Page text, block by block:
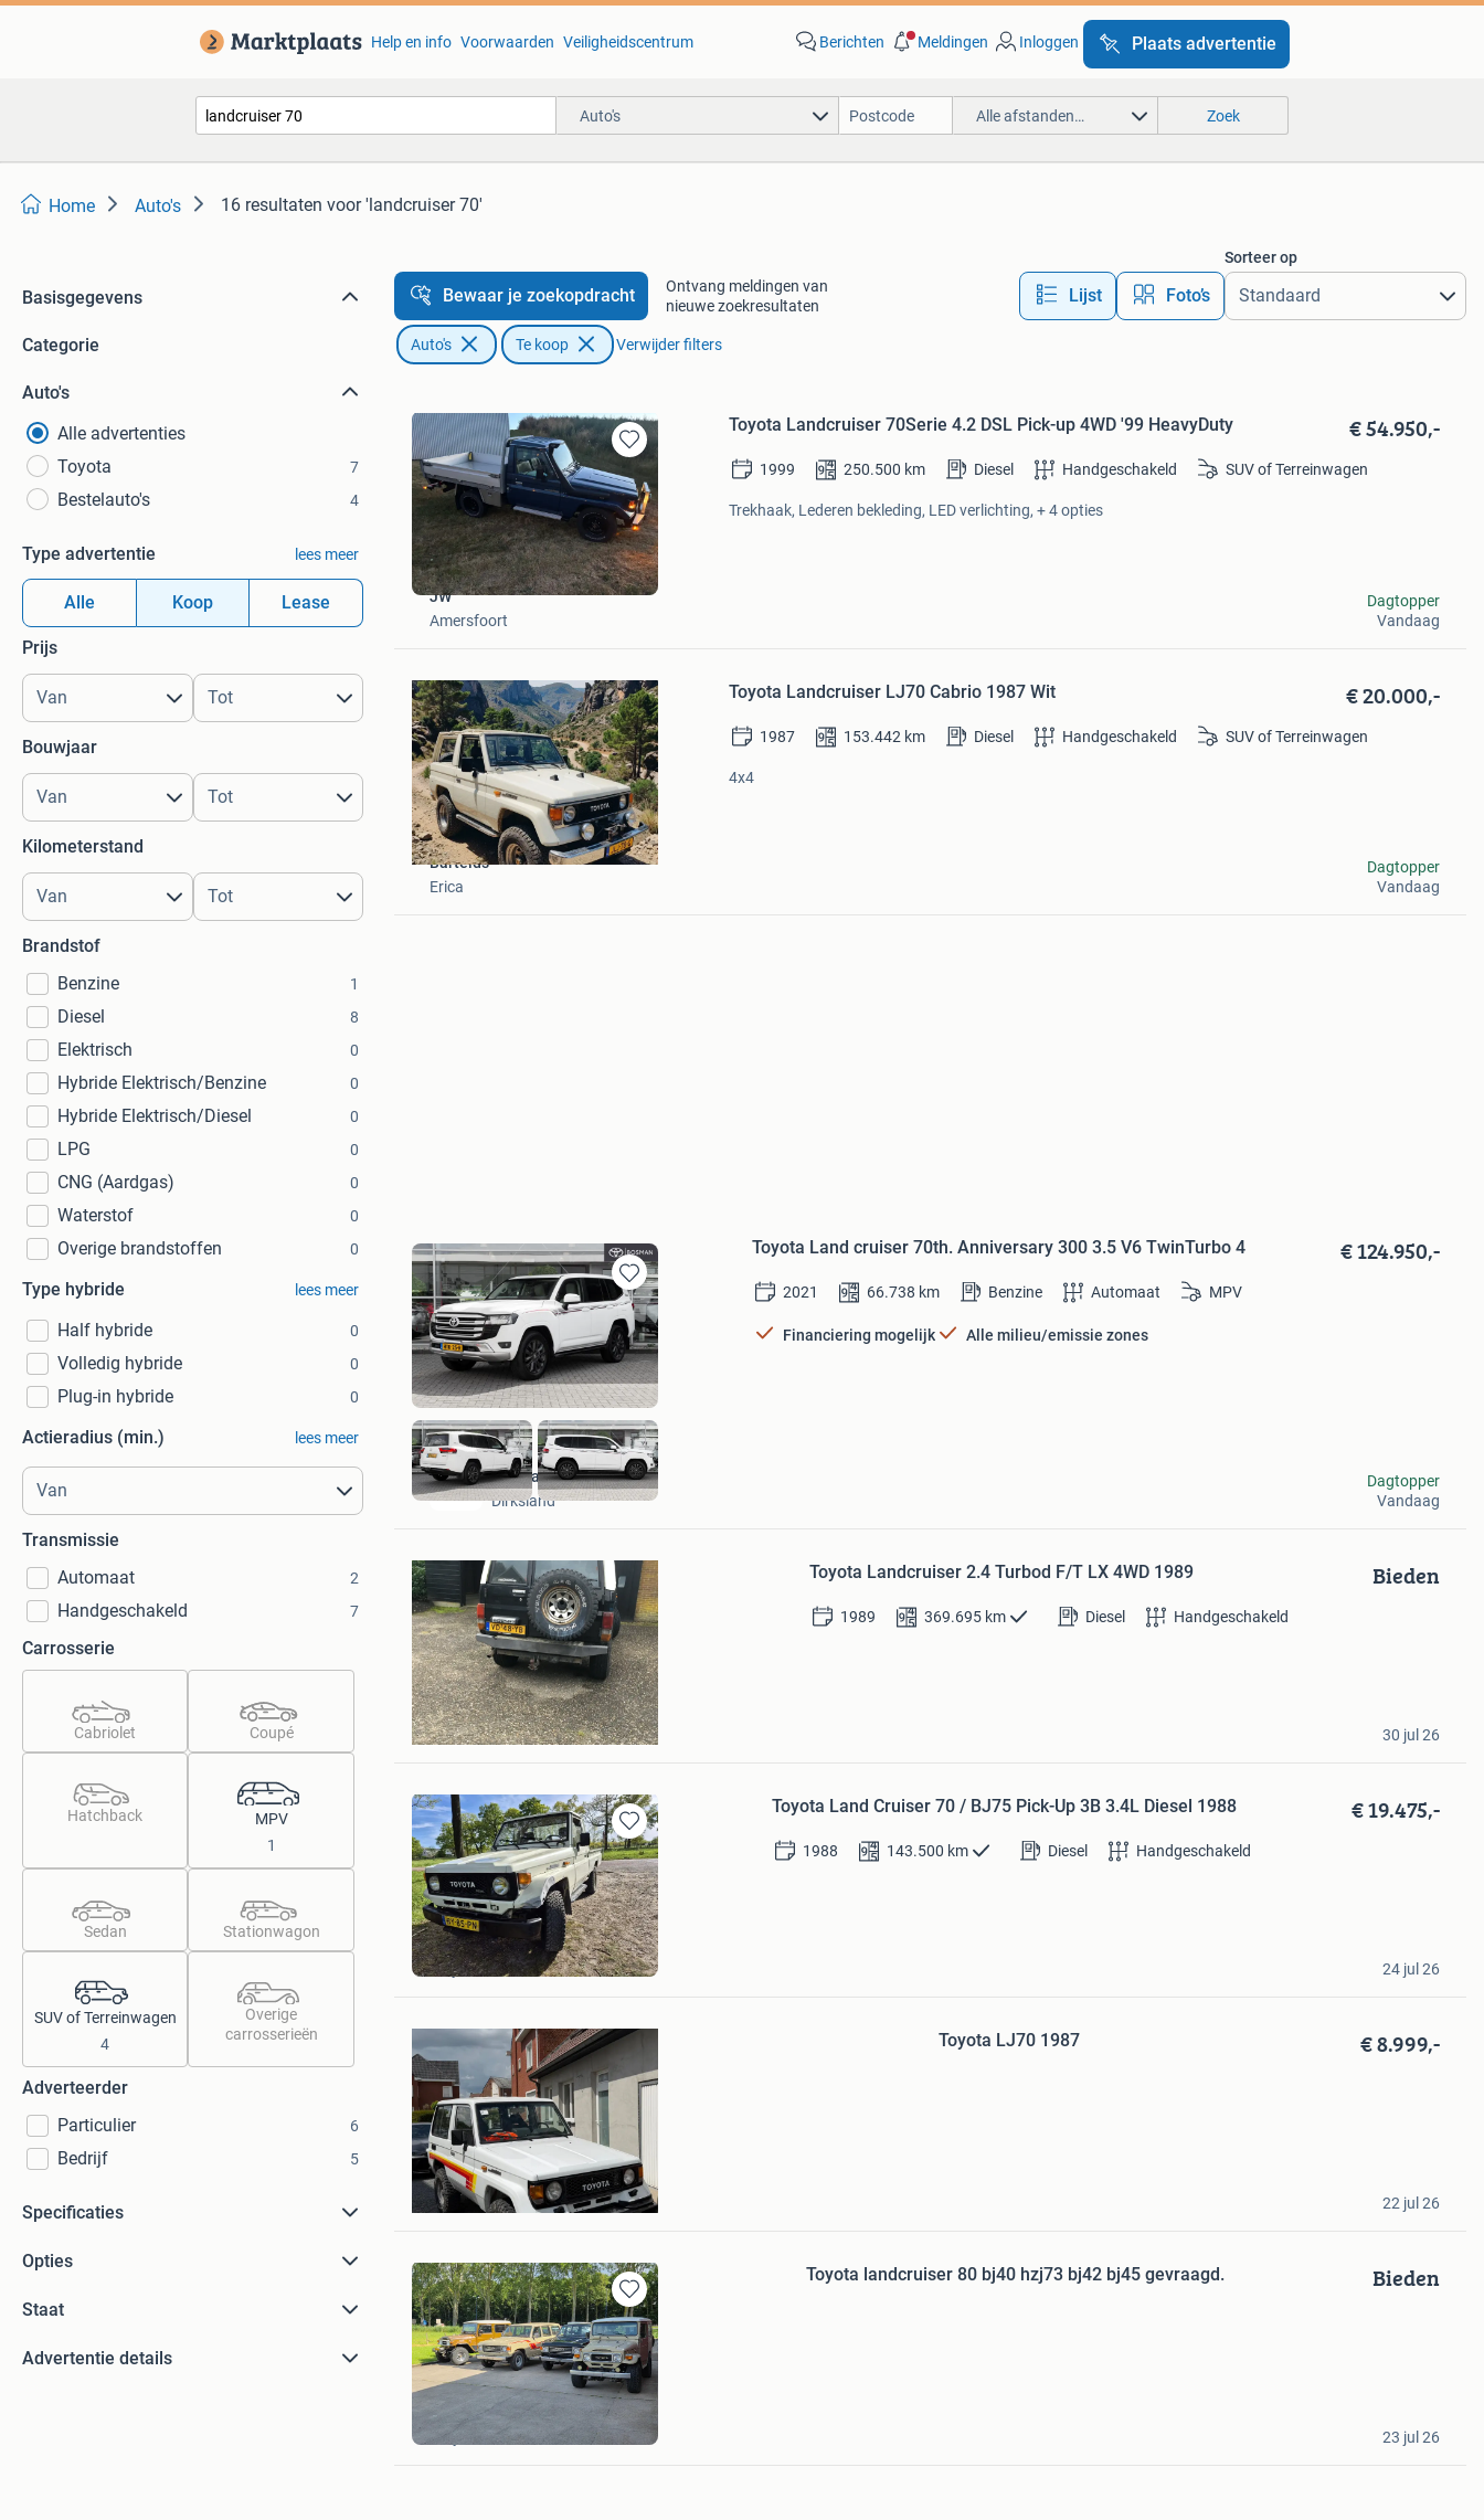
Help en info Voorwaarden Veiligheidscentrum Berichten Meldingen Inloggen Plaats advertentie
Auto's Alle afstanden… Zoek
Home Auto's 16 resultaten voor 'landcruiser 70'
Basisgegevens
Categorie
Auto's
Alle advertenties
Toyota
7
Bestelauto's 4
Type advertentie lees meer
Alle Koop Lease
Prijs
Bouwjaar
Kilometerstand
Brandstof
Benzine
1
Diesel 8
Elektrisch 0
Hybride Elektrisch/Benzine 0
Hybride Elektrisch/Diesel 0
LPG 0
CNG (Aardgas) 0
Waterstof 0
Overige brandstoffen 0
Type hybride lees meer
Half hybride 0
Volledig hybride 0
Plug-in hybride 0
Actieradius (min.) lees meer
Transmissie
Automaat
2
Handgeschakeld 7
Carrosserie
Cabriolet Coupé
Hatchback
MPV
1
Sedan Stationwagon
SUV of Terreinwagen
4
Overige
carrosserieën
Adverteerder
Particulier
6
Bedrijf 5
Specificaties
Opties
Staat
Advertentie details
Bewaar je zoekopdracht
Ontvang meldingen van
nieuwe zoekresultaten
Lijst Foto’s
Sorteer op
Auto's Te koop Verwijder filters
Bewaren
in
Mijn
Favorieten
Toyota Landcruiser 70Serie 4.2 DSL Pick-up 4WD '99 HeavyDuty € 54.950,-
1999 250.500 km Diesel Handgeschakeld SUV of Terreinwagen
Trekhaak, Lederen bekleding, LED verlichting, + 4 opties
JW
Amersfoort
Dagtopper
Vandaag
Mijn
Favorieten
Toyota Landcruiser LJ70 Cabrio 1987 Wit € 20.000,-
1987 153.442 km Diesel Handgeschakeld SUV of Terreinwagen
4x4
Bartelds
Erica
Dagtopper
Vandaag
Bewaren
in
Mijn
Favorieten
Toyota Land cruiser 70th. Anniversary 300 3.5 V6 TwinTurbo 4 € 124.950,-
2021 66.738 km Benzine Automaat MPV
Financiering mogelijk Alle milieu/emissie zones
Bosman Automotive
Dirksland
Dagtopper
Vandaag
Mijn
Favorieten
Toyota Landcruiser 2.4 Turbod F/T LX 4WD 1989 Bieden
1989 369.695 km Diesel Handgeschakeld
Ray
Lopik
30 jul 26
Bewaren
in
Mijn
Favorieten
Toyota Land Cruiser 70 / BJ75 Pick-Up 3B 3.4L Diesel 1988 € 19.475,-
1988 143.500 km Diesel Handgeschakeld
Yves
Odijk
24 jul 26
Bewaren
in
Toyota LJ70 1987 € 8.999,-
Gabriel
Vondelingenplaat Rotterdam
22 jul 26
Bewaren
in
Mijn
Favorieten
Toyota landcruiser 80 bj40 hzj73 bj42 bj45 gevraagd. Bieden
Jochem
Zwijndrecht
23 jul 26